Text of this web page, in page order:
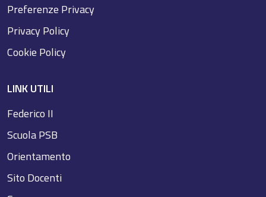
Preferenze Privacy
Privacy Policy
Cookie Policy
LINK UTILI
Federico II
Scuola PSB
Orientamento
Sito Docenti